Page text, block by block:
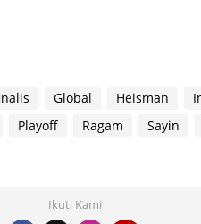
Global Heisman
Playoff Ragam Sayin
Ikuti Kami